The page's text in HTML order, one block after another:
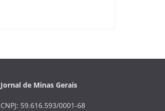
Jornal de Minas Gerais
CNPJ: 59.616.593/0001-68